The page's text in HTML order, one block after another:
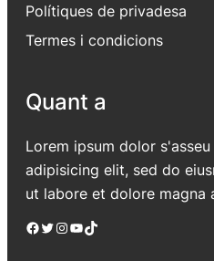
Polítiques de privadesa
Termes i condicions
Quant a
Lorem ipsum dolor
adipisicing elit, sed do
ut labore et dolore magna
Facebook Twitter Instagram YouTube TikTok